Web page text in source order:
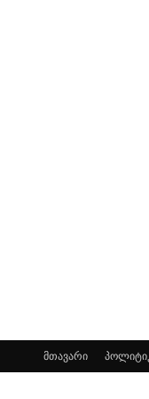
მთავარი